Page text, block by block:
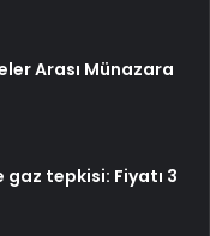
Arası Münazara
gaz tepkisi: Fiyatı 3